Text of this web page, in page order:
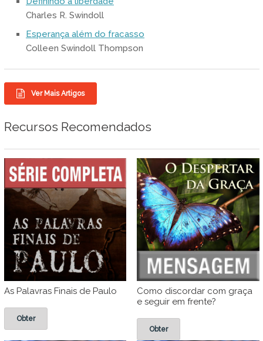
Charles R. Swindoll
Esperança além do fracasso
Colleen Swindoll Thompson
Ver Mais Artigos
Recursos Recomendados
As Palavras Finais de Paulo
Obter
Como discordar com graça
e seguir em frente?
Obter